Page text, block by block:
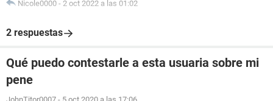
Nicole0000 - 2 oct 2022 a las 01:02
2 respuestas
Qué puedo contestarle a esta usuaria sobre mi
pene